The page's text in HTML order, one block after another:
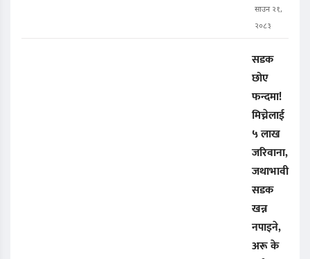
साउन २१,
२०८३
सडक
छोए
फन्दमा!
मिच्नेलाई
५ लाख
जरिवाना,
जथाभावी
सडक
खन्न
नपाइने,
अरू के